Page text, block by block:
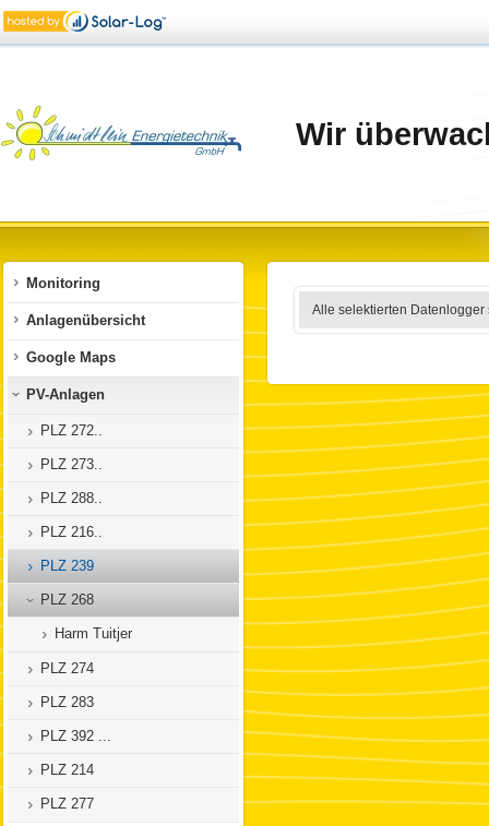
Wir
Monitoring
Anlagenübersicht
Google Maps
PV-Anlagen
PLZ 272..
PLZ 273..
PLZ 288..
PLZ 216..
PLZ 239
PLZ 268
Harm Tuitjer
PLZ 274
PLZ 283
PLZ 392 ...
PLZ 214
PLZ 277
Alle selektierten